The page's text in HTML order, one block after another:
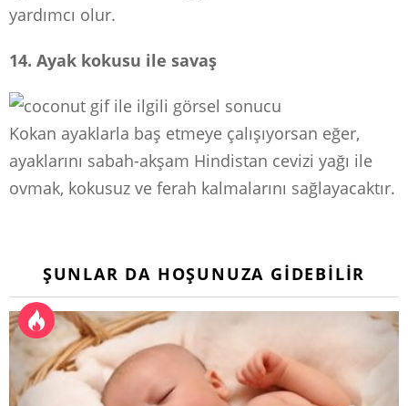
yardımcı olur.
14. Ayak kokusu ile savaş
Kokan ayaklarla baş etmeye çalışıyorsan eğer,
ayaklarını sabah-akşam Hindistan cevizi yağı ile
ovmak, kokusuz ve ferah kalmalarını sağlayacaktır.
ŞUNLAR DA HOŞUNUZA GIDEBILIR